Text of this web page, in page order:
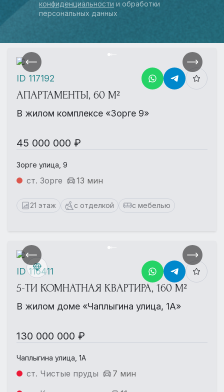
конфиденциальности и обработки
персональных данных
АПАРТАМЕНТЫ, 60 М²
В жилом комплексе «Зорге 9»
45 000 000 ₽
Зорге улица, 9
ст. Зорге 13 мин
21 этаж с отделкой с мебелью
ID 117192
5-ТИ КОМНАТНАЯ КВАРТИРА, 160 М²
В жилом доме «Чаплыгина улица, 1А»
130 000 000 ₽
Чаплыгина улица, 1А
ст. Чистые пруды
7 мин
ID 116411